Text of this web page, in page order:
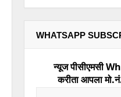
WHATSAPP
न्यूज पीसीएमसी
करीता आपला